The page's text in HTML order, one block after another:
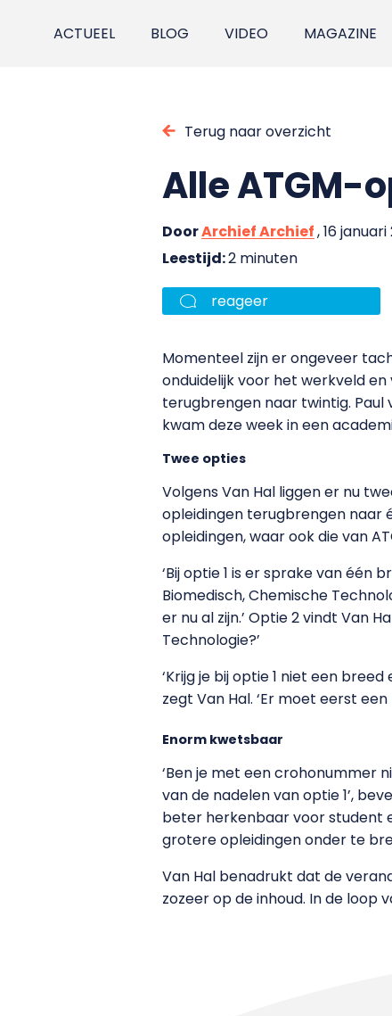
ACTUEEL BLOG VIDEO MAGAZINE
Terug naar overzicht
Alle ATGM-
DoorArchief Archief, 16 januari
Leestijd:2 minuten
reageer
Momenteel zijn er ongeveer
onduidelijk voor het werkveld
terugbrengen naar twintig. Paul
kwam deze week in een
Twee opties
Volgens Van Hal liggen er nu
opleidingen terugbrengen naar
opleidingen, waar ook die van
‘Bij optie 1 is er sprake van één
Biomedisch, Chemische
er nu al zijn.’ Optie 2 vindt Van
Technologie?’
‘Krijg je bij optie 1 niet een
zegt Van Hal. ‘Er moet eerst
Enorm kwetsbaar
‘Ben je met een crohonummer
van de nadelen van optie 1’,
beter herkenbaar voor student
grotere opleidingen onder te
Van Hal benadrukt dat de
zozeer op de inhoud. In de loop